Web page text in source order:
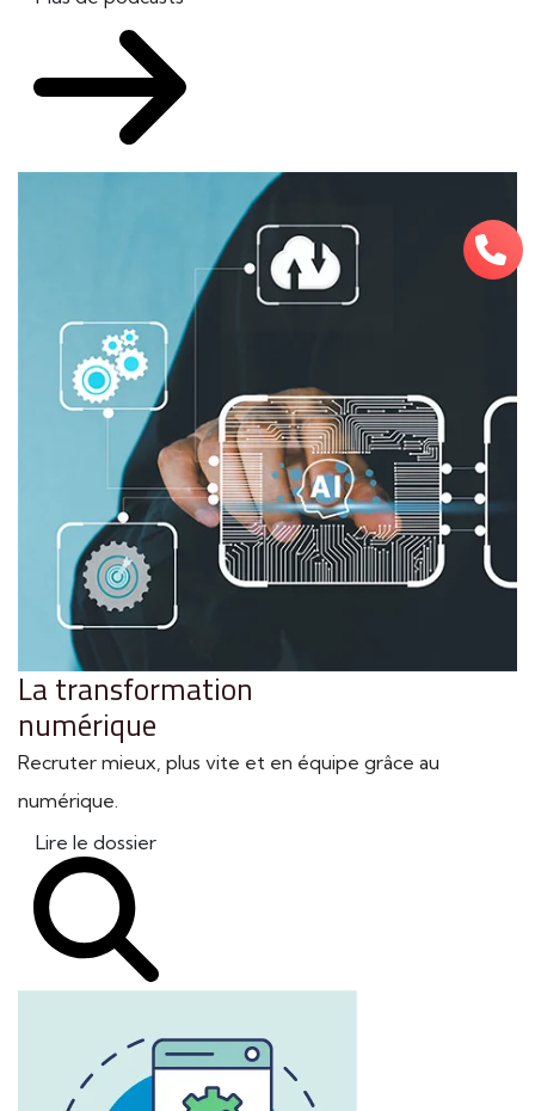
La transformation
numérique
Recruter mieux, plus vite et en équipe grâce au
numérique.
Lire le dossier